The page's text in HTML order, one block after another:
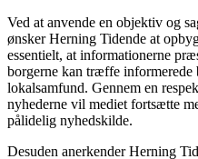
Ved at anvende en objektiv og
ønsker Herning Tidende at
essentielt, at informationerne
borgerne kan træffe informerede
lokalsamfund. Gennem en
nyhederne vil mediet fortsætte
pålidelig nyhedskilde.
Desuden anerkender Herning